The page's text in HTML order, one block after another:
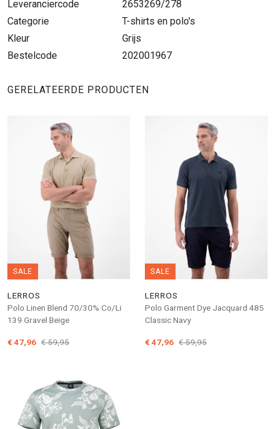
Leveranciercode
2653269/278
Categorie
T-shirts en polo's
Kleur
Grijs
Bestelcode
202001967
GERELATEERDE PRODUCTEN
SALE
LERROS
Polo Linen Blend 70/30% Co/Li
139 Gravel Beige
€ 47,96 € 59,95
SALE
LERROS
Polo Garment Dye Jacquard 485
Classic Navy
€ 47,96 € 59,95